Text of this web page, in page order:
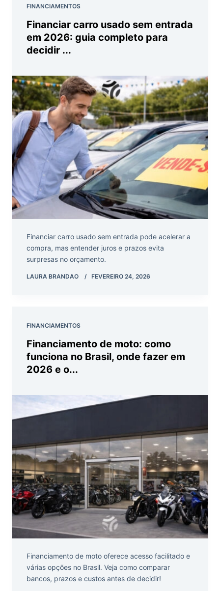
FINANCIAMENTOS
Financiar carro usado sem entrada
em 2026: guia completo para
decidir ...
Financiar carro usado sem entrada pode acelerar a
compra, mas entender juros e prazos evita
surpresas no orçamento.
LAURA BRANDAO FEVEREIRO 24, 2026
FINANCIAMENTOS
Financiamento de moto: como
funciona no Brasil, onde fazer em
2026 e o...
Financiamento de moto oferece acesso facilitado e
várias opções no Brasil. Veja como comparar
bancos, prazos e custos antes de decidir!